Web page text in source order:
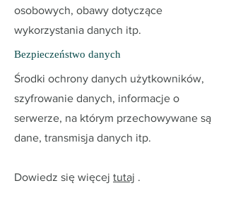
osobowych, obawy dotyczące
wykorzystania danych itp.
Bezpieczeństwo danych
Środki ochrony danych użytkowników,
szyfrowanie danych, informacje o
serwerze, na którym przechowywane są
dane, transmisja danych itp.
Dowiedz się więcej tutaj .